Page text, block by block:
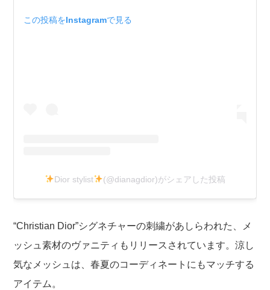
この投稿をInstagramで見る
Dior stylist (@dianagdior)がシェアした投稿
“Christian Dior”シグネチャーの刺繍があしらわれた、メ
ッシュ素材のヴァニティもリリースされています。涼し
気なメッシュは、春夏のコーディネートにもマッチする
アイテム。